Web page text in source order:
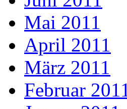
Mai 2011
April 2011
März 2011
Februar 2011